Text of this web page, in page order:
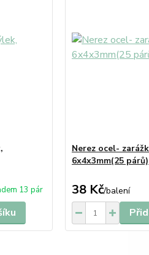
13 pár
Nerez ocel-
6x4x3mm(25 párů)
38 Kč/balení